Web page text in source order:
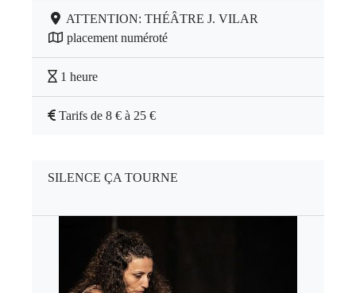
ATTENTION: THÉÂTRE J. VILAR
placement numéroté
1 heure
Tarifs de 8 € à 25 €
SILENCE ÇA TOURNE